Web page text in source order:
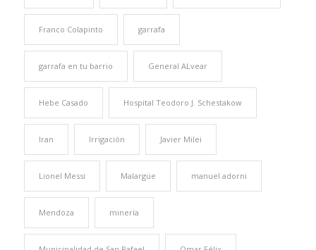
Franco Colapinto garrafa
garrafa en tu barrio General ALvear
Hebe Casado Hospital Teodoro J. Schestakow
Iran Irrigación Javier Milei
Lionel Messi Malargüe manuel adorni
Mendoza minería